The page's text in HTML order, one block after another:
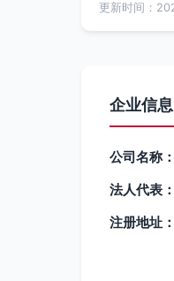
更新时间：
企业信息
公司名称：
法人代表：
注册地址：